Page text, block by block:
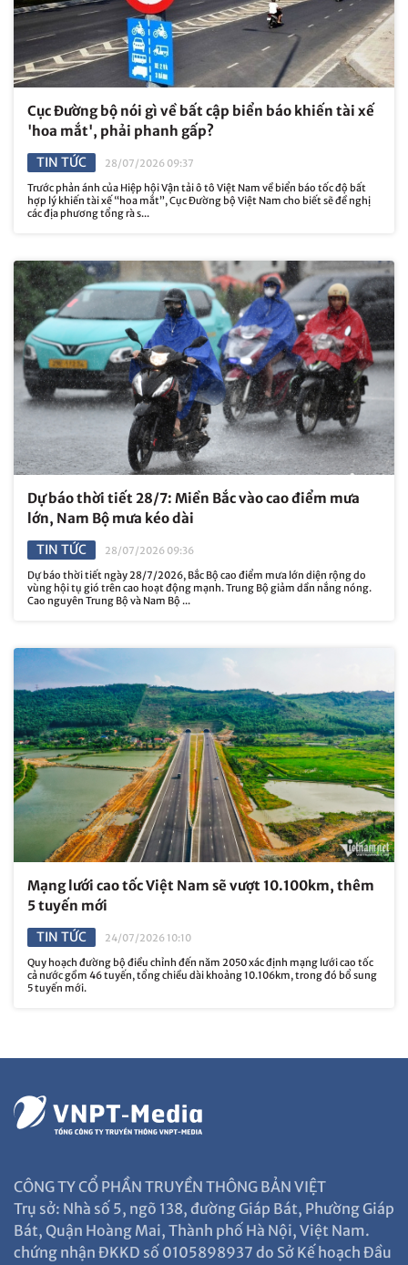
Cục Đường bộ nói gì về bất cập biển báo khiến tài xế
'hoa mắt', phải phanh gấp?
TIN TỨC
28/07/2026 09:37
Trước phản ánh của Hiệp hội Vận tải ô tô Việt Nam về biển báo tốc độ bất
hợp lý khiến tài xế “hoa mắt”, Cục Đường bộ Việt Nam cho biết sẽ đề nghị
các địa phương tổng rà s...
Dự báo thời tiết 28/7: Miền Bắc vào cao điểm mưa
lớn, Nam Bộ mưa kéo dài
TIN TỨC
28/07/2026 09:36
Dự báo thời tiết ngày 28/7/2026, Bắc Bộ cao điểm mưa lớn diện rộng do
vùng hội tụ gió trên cao hoạt động mạnh. Trung Bộ giảm dần nắng nóng.
Cao nguyên Trung Bộ và Nam Bộ ...
Mạng lưới cao tốc Việt Nam sẽ vượt 10.100km, thêm
5 tuyến mới
TIN TỨC
24/07/2026 10:10
Quy hoạch đường bộ điều chỉnh đến năm 2050 xác định mạng lưới cao tốc
cả nước gồm 46 tuyến, tổng chiều dài khoảng 10.106km, trong đó bổ sung
5 tuyến mới.
CÔNG TY CỔ PHẦN TRUYỀN THÔNG BẢN VIỆT
Trụ sở: Nhà số 5, ngõ 138, đường Giáp Bát, Phường Giáp
Bát, Quận Hoàng Mai, Thành phố Hà Nội, Việt Nam.
chứng nhận ĐKKD số 0105898937 do Sở Kế hoạch Đầu